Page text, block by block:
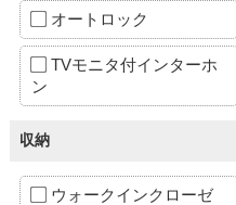
オートロック
TVモニタ付インターホ
ン
収納
ウォークインクローゼ